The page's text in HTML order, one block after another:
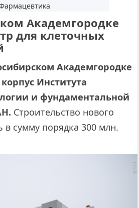
Академгородке
для клеточных
Академгородке
Института
и фундаментальной
Строительство нового
в сумму порядка 300 млн.